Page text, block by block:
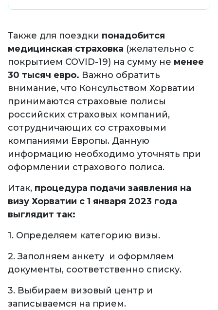
Также для поездки понадобится
медицинская страховка (желательно с
покрытием COVID-19) на сумму не менее
30 тысяч евро. Важно обратить
внимание, что Консульством Хорватии
принимаются страховые полисы
российских страховых компаний,
сотрудничающих со страховыми
компаниями Европы. Данную
информацию необходимо уточнять при
оформлении страхового полиса.
Итак, процедура подачи заявления на
визу Хорватии с 1 января 2023 года
выглядит так:
1. Определяем категорию визы.
2. Заполняем анкету и оформляем
документы, соответственно списку.
3. Выбираем визовый центр и
записываемся на прием.